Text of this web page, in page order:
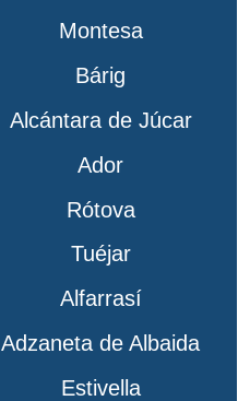
Montesa
Bárig
Alcántara de Júcar
Ador
Rótova
Tuéjar
Alfarrasí
Adzaneta de Albaida
Estivella